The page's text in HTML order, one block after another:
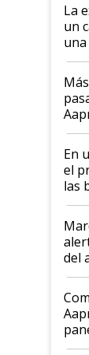
La
un
En
el
las
del
las